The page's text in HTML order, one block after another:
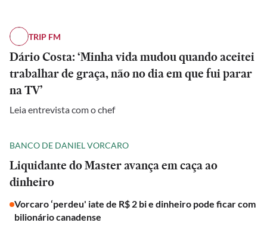
TRIP FM
Dário Costa: ‘Minha vida mudou quando aceitei
trabalhar de graça, não no dia em que fui parar
na TV’
Leia entrevista com o chef
BANCO DE DANIEL VORCARO
Liquidante do Master avança em caça ao
dinheiro
Vorcaro ‘perdeu' iate de R$ 2 bi e dinheiro pode ficar com
bilionário canadense